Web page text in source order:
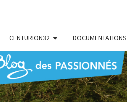
CENTURION32 DOCUMENTATIONS